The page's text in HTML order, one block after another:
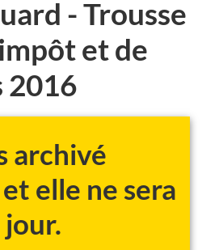
- Trousse
et de
2016
archivé
elle ne sera
jour.